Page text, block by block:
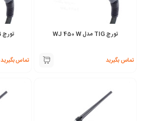
تورچ TIG مدل WJ 450 W
تماس بگیرید
تورچ TIG مدل WJ 260 WG
تماس بگیرید